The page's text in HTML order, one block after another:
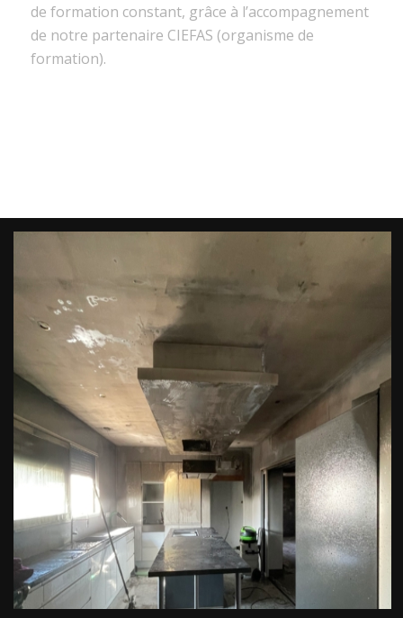
de formation constant, grâce à l’accompagnement
de notre partenaire CIEFAS (organisme de
formation).